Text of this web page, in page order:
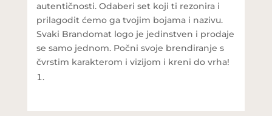
autentičnosti. Odaberi set koji ti rezonira i
prilagodit ćemo ga tvojim bojama i nazivu.
Svaki Brandomat logo je jedinstven i prodaje
se samo jednom. Počni svoje brendiranje s
čvrstim karakterom i vizijom i kreni do vrha!